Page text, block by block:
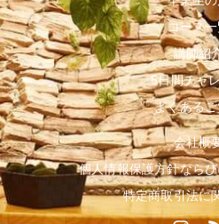
コース
講師紹
5日間チャ
よくある
会社概
個人情報保護方針なら
特定商取引法に